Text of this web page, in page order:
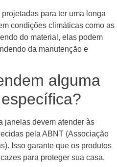
para ter uma longa
condições climáticas como as
do material, elas podem
da manutenção e
alguma
janelas devem atender às
pela ABNT (Associação
Isso garante que os produtos
para proteger sua casa.